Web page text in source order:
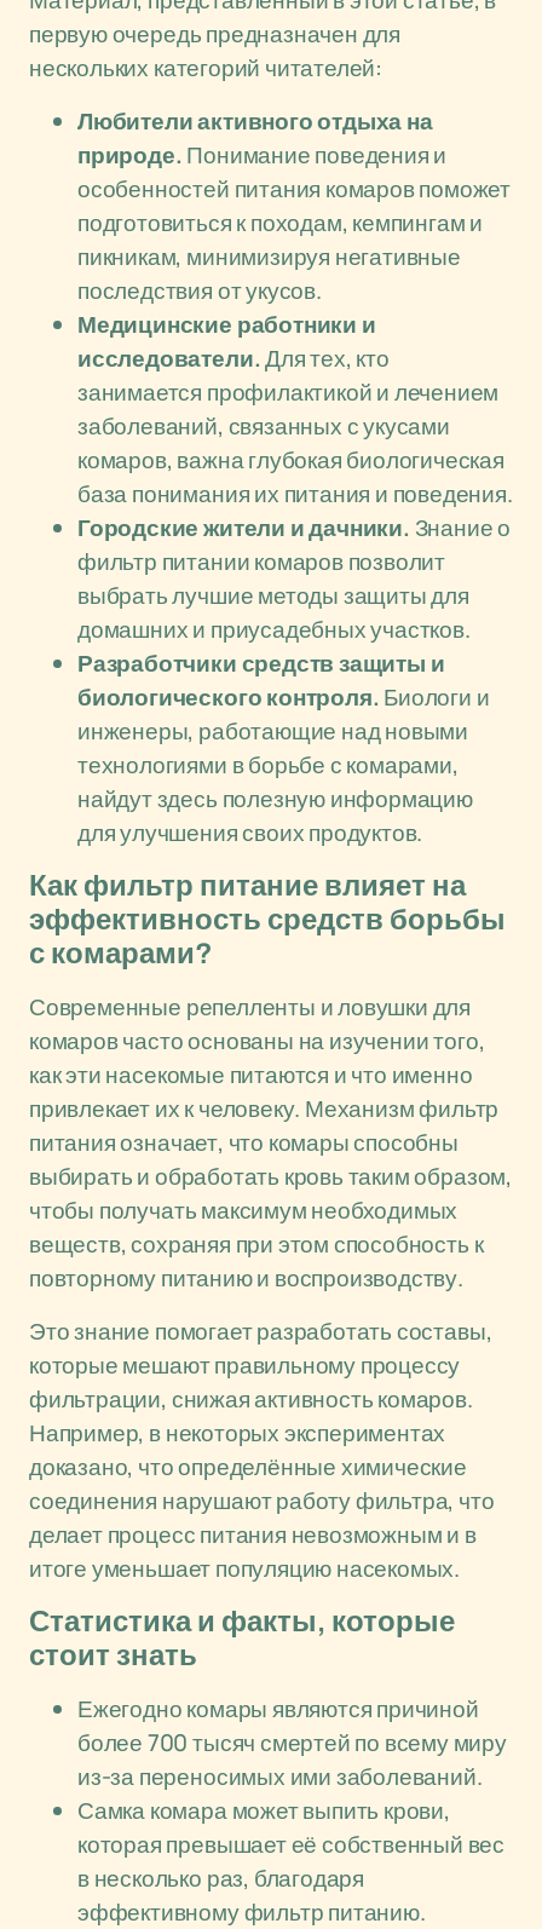
первую очередь предназначен для
нескольких категорий читателей:
Любители активного отдыха на
природе. Понимание поведения и
особенностей питания комаров поможет
подготовиться к походам, кемпингам и
пикникам, минимизируя негативные
последствия от укусов.
Медицинские работники и
исследователи.Для тех, кто
занимается профилактикой и лечением
заболеваний, связанных с укусами
комаров, важна глубокая биологическая
база понимания их питания и поведения.
Городские жители и дачники. Знание о
фильтр питании комаров позволит
выбрать лучшие методы защиты для
домашних и приусадебных участков.
Разработчики средств защиты и
биологического контроля. Биологи и
инженеры, работающие над новыми
технологиями в борьбе с комарами,
найдут здесь полезную информацию
для улучшения своих продуктов.
Как фильтр питание влияет на
эффективность средств борьбы
с комарами?
Современные репелленты и ловушки для
комаров часто основаны на изучении того,
как эти насекомые питаются и что именно
привлекает их к человеку. Механизм фильтр
питания означает, что комары способны
выбирать и обработать кровь таким образом,
чтобы получать максимум необходимых
веществ, сохраняя при этом способность к
повторному питанию и воспроизводству.
Это знание помогает разработать составы,
которые мешают правильному процессу
фильтрации, снижая активность комаров.
Например, в некоторых экспериментах
доказано, что определённые химические
соединения нарушают работу фильтра, что
делает процесс питания невозможным и в
итоге уменьшает популяцию насекомых.
Статистика и факты, которые
стоит знать
Ежегодно комары являются причиной
более 700 тысяч смертей по всему миру
из-за переносимых ими заболеваний.
Самка комара может выпить крови,
которая превышает её собственный вес
в несколько раз, благодаря
эффективному фильтр питанию.